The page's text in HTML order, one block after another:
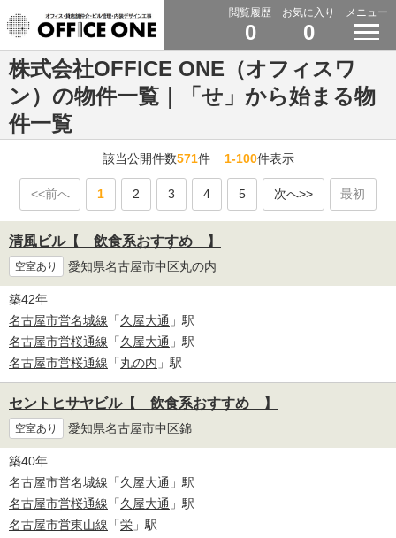
閲覧履歴
0
お気に入り
0
メニュー
株式会社OFFICE ONE（オフィスワ
ン）の物件一覧｜「せ」から始まる物
件一覧
該当公開件数571件1-100件表示
<<前へ 1 2 3 4 5 次へ>> 最初
清風ビル【 飲食系おすすめ 】
空室あり 愛知県名古屋市中区丸の内
築42年
名古屋市営名城線 「久屋大通 」駅
名古屋市営桜通線 「久屋大通 」駅
名古屋市営桜通線 「丸の内 」駅
セントヒサヤビル【 飲食系おすすめ 】
空室あり 愛知県名古屋市中区錦
築40年
名古屋市営名城線 「久屋大通 」駅
名古屋市営桜通線 「久屋大通 」駅
名古屋市営東山線 「栄 」駅